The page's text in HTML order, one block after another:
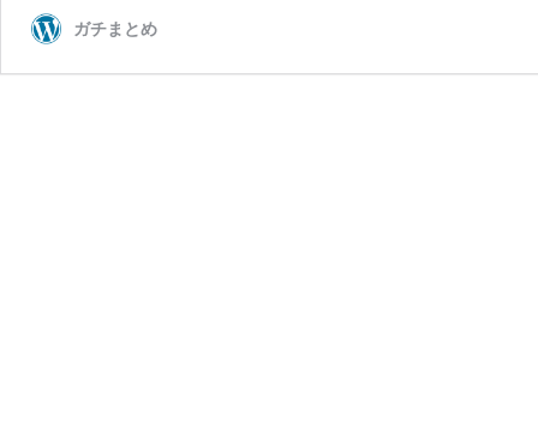
ガチまとめ